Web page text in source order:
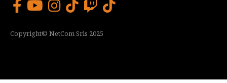
Copyright© NetCom Srls 2025